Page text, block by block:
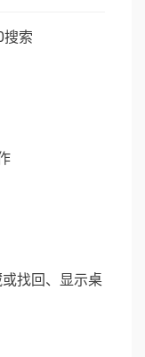
搜索
找回、显示桌